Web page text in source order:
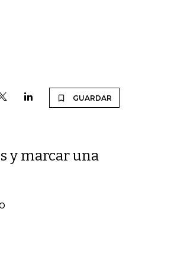
GUARDAR
y marcar una